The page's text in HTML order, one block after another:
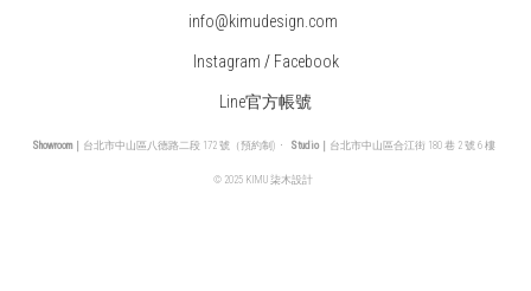
info@kimudesign.com
Instagram / Facebook
Line官方帳號
Showroom｜ 台北市中山區八德路二段 172 號（預約制) · Studio｜ 台北市中山區合江街 180 巷 2 號 6 樓
© 2025 KIMU 柒木設計